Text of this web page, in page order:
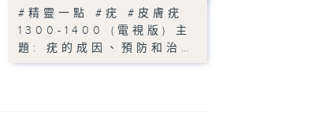
#精靈一點 #疣 #皮膚疣
1300-1400 (電視版) 主
題: 疣的成因、預防和治…